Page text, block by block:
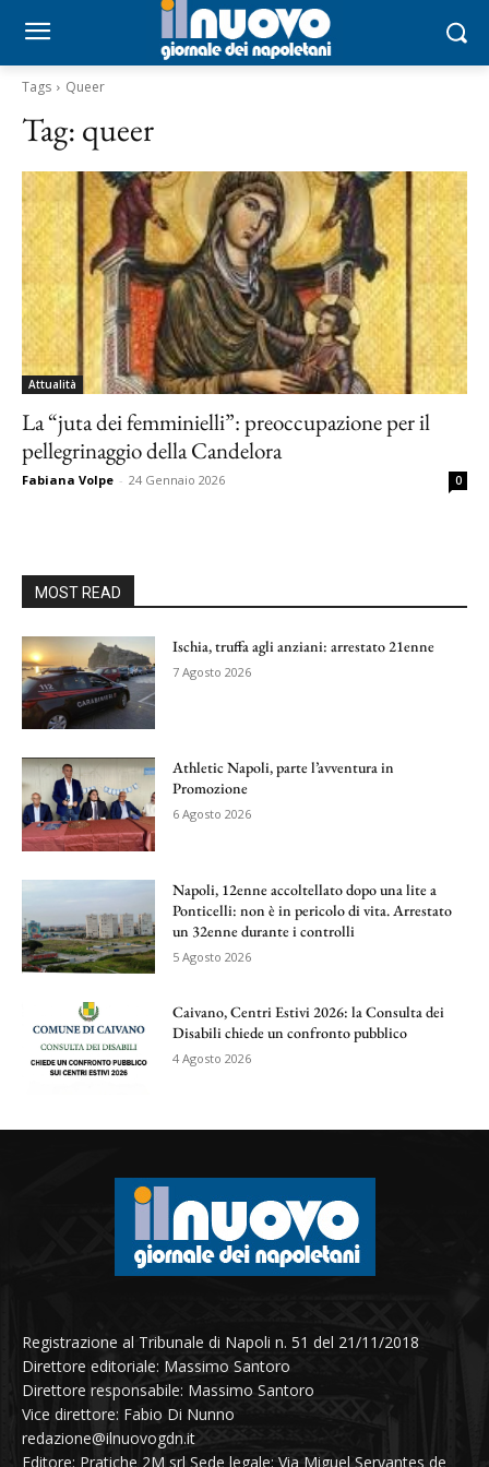
Tags Queer
Tag: queer
Attualità
La “juta dei femminielli”: preoccupazione per il
pellegrinaggio della Candelora
Fabiana Volpe - 24 Gennaio 2026 0
MOST READ
Ischia, truffa agli anziani: arrestato 21enne
7 Agosto 2026
Athletic Napoli, parte l’avventura in
Promozione
6 Agosto 2026
Napoli, 12enne accoltellato dopo una lite a
Ponticelli: non è in pericolo di vita. Arrestato
un 32enne durante i controlli
5 Agosto 2026
Caivano, Centri Estivi 2026: la Consulta dei
Disabili chiede un confronto pubblico
4 Agosto 2026
Registrazione al Tribunale di Napoli n. 51 del 21/11/2018
Direttore editoriale: Massimo Santoro
Direttore responsabile: Massimo Santoro
Vice direttore: Fabio Di Nunno
redazione@ilnuovogdn.it
Editore: Pratiche 2M srl Sede legale: Via Miguel Servantes de